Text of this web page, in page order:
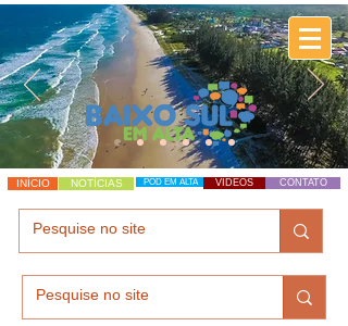
INÍCIO NOTÍCIAS POD EM ALTA VÍDEOS CONTATO